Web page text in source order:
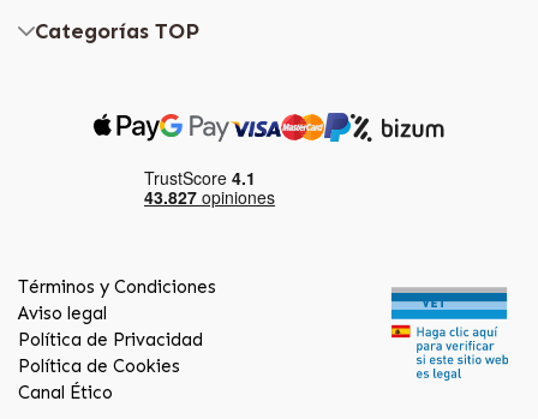
Categorías TOP
Términos y Condiciones
Aviso legal
Política de Privacidad
Política de Cookies
Canal Ético